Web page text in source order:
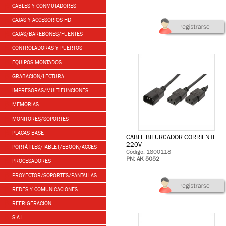
CABLES Y CONMUTADORES
CAJAS Y ACCESORIOS HD
CAJAS/BAREBONES/FUENTES
CONTROLADORAS Y PUERTOS
EQUIPOS MONTADOS
GRABACION/LECTURA
IMPRESORAS/MULTIFUNCIONES
MEMORIAS
MONITORES/SOPORTES
PLACAS BASE
PORTÁTILES/TABLET/EBOOK/ACCES
PROCESADORES
PROYECTOR/SOPORTES/PANTALLAS
REDES Y COMUNICACIONES
REFRIGERACION
S.A.I.
CABLE BIFURCADOR CORRIENTE
220V
Código: 1800118
PN: AK 5052